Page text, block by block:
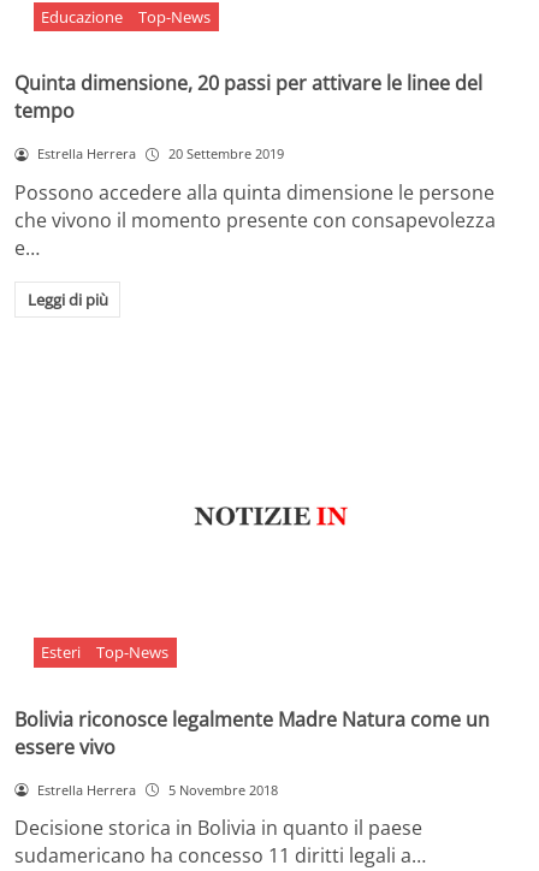
Educazione Top-News
Quinta dimensione, 20 passi per attivare le linee del
tempo
Estrella Herrera 20 Settembre 2019
Possono accedere alla quinta dimensione le persone
che vivono il momento presente con consapevolezza
e…
Leggi di più
Esteri Top-News
Bolivia riconosce legalmente Madre Natura come un
essere vivo
Estrella Herrera 5 Novembre 2018
Decisione storica in Bolivia in quanto il paese
sudamericano ha concesso 11 diritti legali a…